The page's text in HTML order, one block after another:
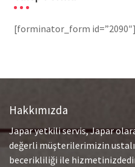
[forminator_form id=”2090″]
Hakkımızda
Japar yetkili servis, Japar
değerli müşterilerimizin
becerikliliği ile